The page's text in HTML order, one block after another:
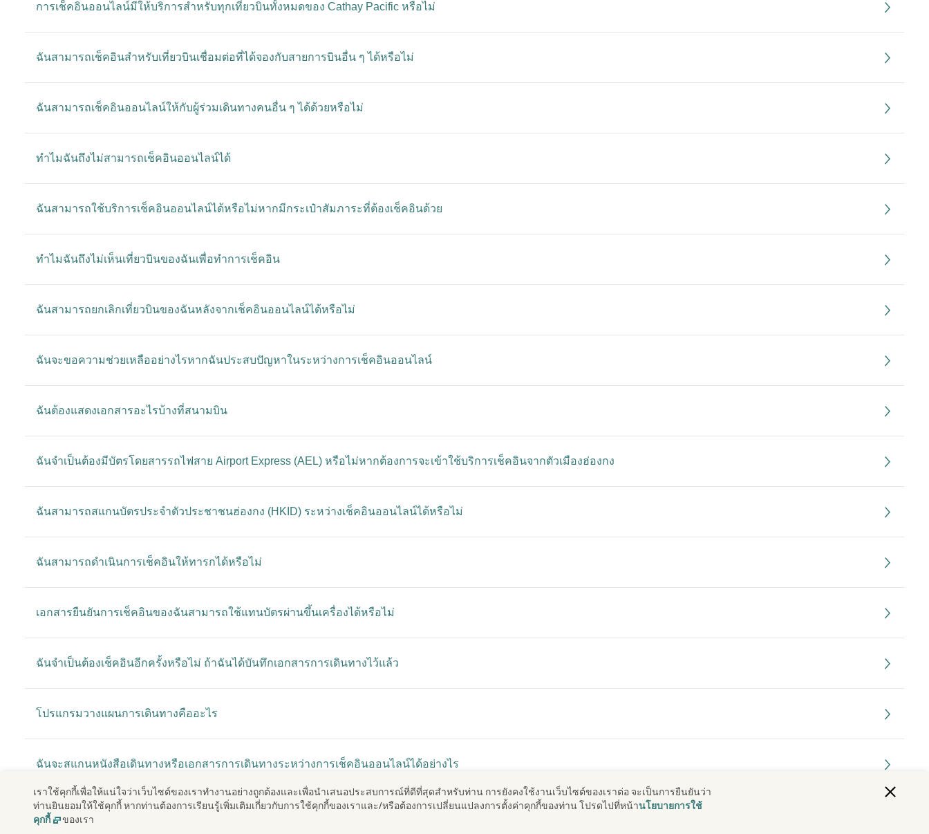
การเช็คอินออนไลน์มีให้บริการสำหรับทุกเที่ยวบินทั้งหมดของ Cathay Pacific หรือไม่
ฉันสามารถเช็คอินสำหรับเที่ยวบินเชื่อมต่อที่ได้จองกับสายการบินอื่น ๆ ได้หรือไม่
ฉันสามารถเช็คอินออนไลน์ให้กับผู้ร่วมเดินทางคนอื่น ๆ ได้ด้วยหรือไม่
ทำไมฉันถึงไม่สามารถเช็คอินออนไลน์ได้
ฉันสามารถใช้บริการเช็คอินออนไลน์ได้หรือไม่หากมีกระเป๋าสัมภาระที่ต้องเช็คอินด้วย
ทำไมฉันถึงไม่เห็นเที่ยวบินของฉันเพื่อทำการเช็คอิน
ฉันสามารถยกเลิกเที่ยวบินของฉันหลังจากเช็คอินออนไลน์ได้หรือไม่
ฉันจะขอความช่วยเหลืออย่างไรหากฉันประสบปัญหาในระหว่างการเช็คอินออนไลน์
ฉันต้องแสดงเอกสารอะไรบ้างที่สนามบิน
ฉันจำเป็นต้องมีบัตรโดยสารรถไฟสาย Airport Express (AEL) หรือไม่หากต้องการจะเข้าใช้บริการเช็คอินจากตัวเมืองฮ่องกง
ฉันสามารถสแกนบัตรประจําตัวประชาชนฮ่องกง (HKID) ระหว่างเช็คอินออนไลน์ได้หรือไม่
ฉันสามารถดำเนินการเช็คอินให้ทารกได้หรือไม่
เอกสารยืนยันการเช็คอินของฉันสามารถใช้แทนบัตรผ่านขึ้นเครื่องได้หรือไม่
ฉันจําเป็นต้องเช็คอินอีกครั้งหรือไม่ ถ้าฉันได้บันทึกเอกสารการเดินทางไว้แล้ว
โปรแกรมวางแผนการเดินทางคืออะไร
ฉันจะสแกนหนังสือเดินทางหรือเอกสารการเดินทางระหว่างการเช็คอินออนไลน์ได้อย่างไร
ทําไมฉันถึงไม่สามารถใช้สิทธิพิเศษในการเช็คอินออนไลน์ก่อนใครได้อีกต่อไป
เราใช้คุกกี้เพื่อให้แน่ใจว่าเว็บไซต์ของเราทํางานอย่างถูกต้องและเพื่อนําเสนอประสบการณ์ที่ดีที่สุดสําหรับท่าน การยังคงใช้งานเว็บไซต์ของเราต่อ จะเป็นการยืนยันว่า
ท่านยินยอมให้ใช้คุกกี้ หากท่านต้องการเรียนรู้เพิ่มเติมเกี่ยวกับการใช้คุกกี้ของเราและ/หรือต้องการเปลี่ยนแปลงการตั้งค่าคุกกี้ของท่าน โปรดไปที่หน้านโยบายการใช้
คุกกี้
ของเรา